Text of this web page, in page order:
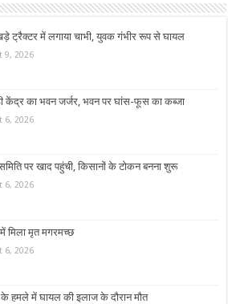
ट्रैक्टर में लगाया चाभी, युवक गंभीर रूप से घायल
9, 2026
केंद्र का भवन जर्जर, भवन पर घांस-फूस का कब्जा
6, 2026
पर खाद पहुंची, किसानों के टोकन बनना शुरू
6, 2026
मिला मृत मगरमच्छ
6, 2026
हमले में घायल की इलाज के दौरान मौत